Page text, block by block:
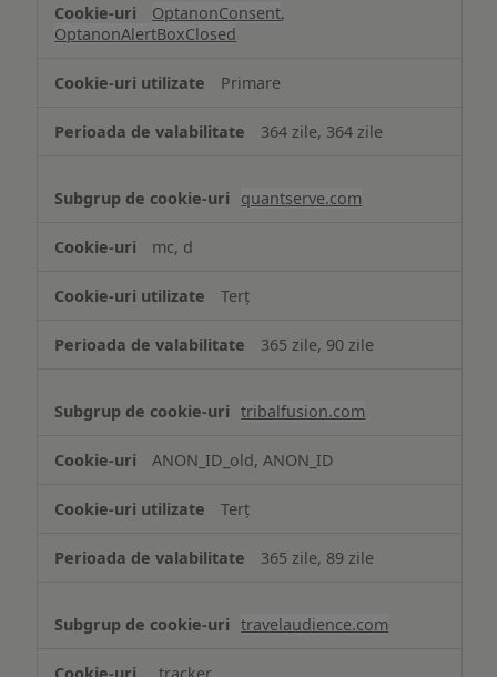
OptanonConsent,
OptanonAlertBoxClosed
Primare
364 zile, 364 zile
quantserve.com
mc, d
Terț
365 zile, 90 zile
tribalfusion.com
ANON_ID_old, ANON_ID
Terț
365 zile, 89 zile
travelaudience.com